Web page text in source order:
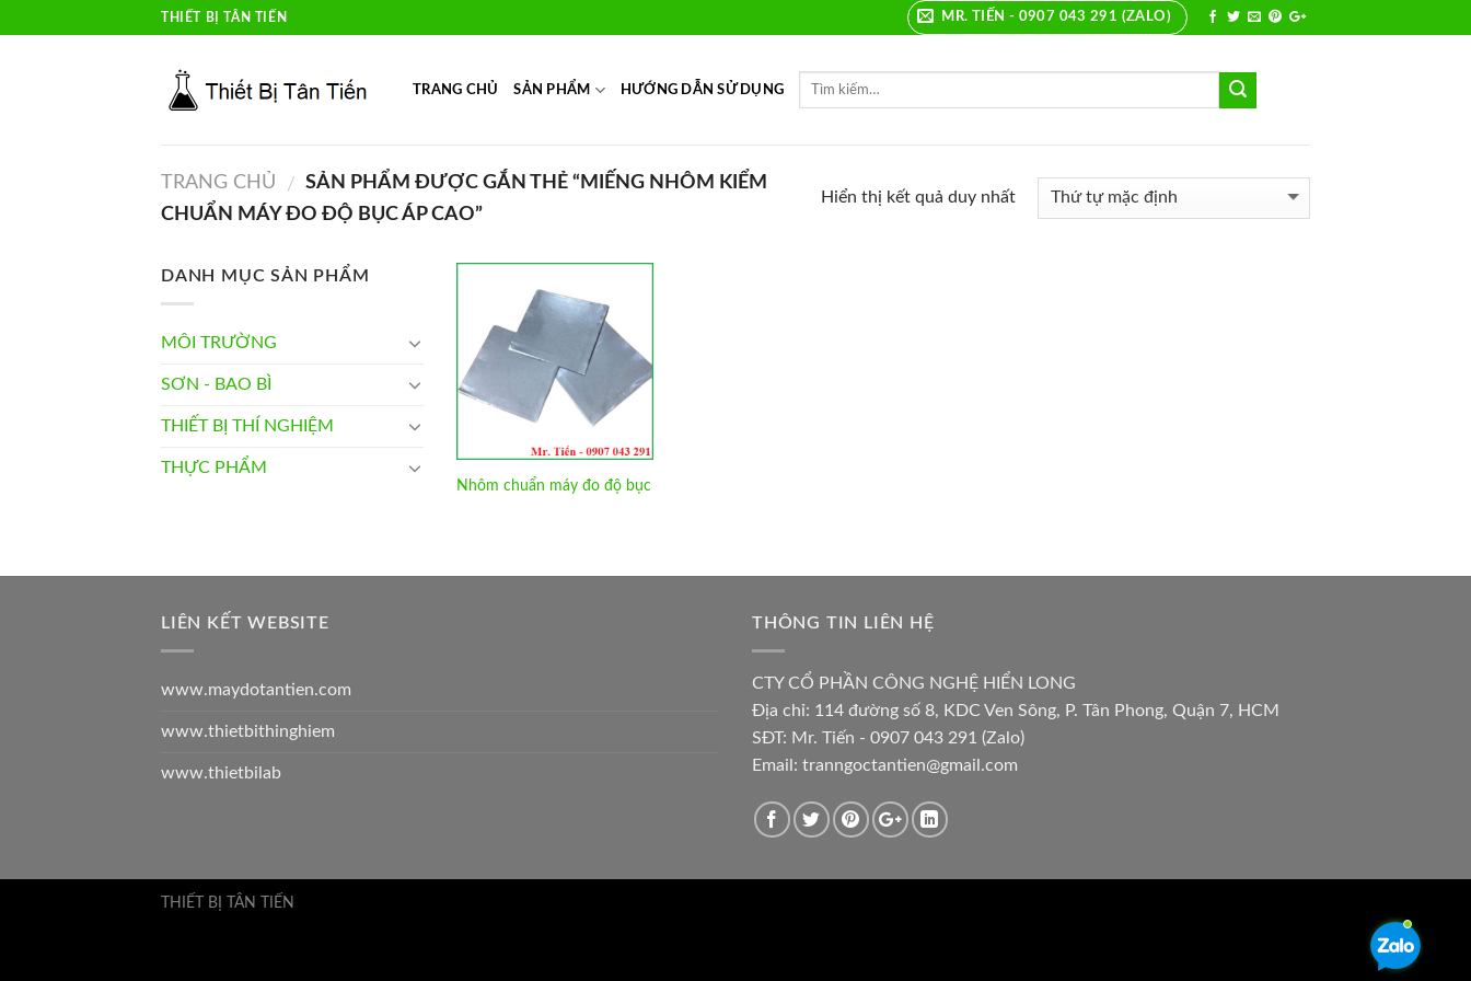
to
THIẾT BỊ TÂN TIẾN MR. TIẾN - 0907 043 291 (ZALO)
TRANG CHỦ SẢN PHẨM HƯỚNG DẪN SỬ DỤNG
TRANG CHỦ / SẢN PHẨM ĐƯỢC GẮN THẺ “MIẾNG NHÔM KIỂM
CHUẨN MÁY ĐO ĐỘ BỤC ÁP CAO”
Hiển thị kết quả duy nhất
DANH MỤC SẢN PHẨM
MÔI TRƯỜNG
SƠN - BAO BÌ
THIẾT BỊ THÍ NGHIỆM
THỰC PHẨM
Add to
Wishlist
Nhôm chuẩn máy đo độ bục
LIÊN KẾT WEBSITE
www.maydotantien.com
www.thietbithinghiem
www.thietbilab
THÔNG TIN LIÊN HỆ
CTY CỔ PHẦN CÔNG NGHỆ HIỂN LONG
Địa chỉ: 114 đường số 8, KDC Ven Sông, P. Tân Phong, Quận 7, HCM
SĐT: Mr. Tiến - 0907 043 291 (Zalo)
Email: tranngoctantien@gmail.com
THIẾT BỊ TÂN TIẾN